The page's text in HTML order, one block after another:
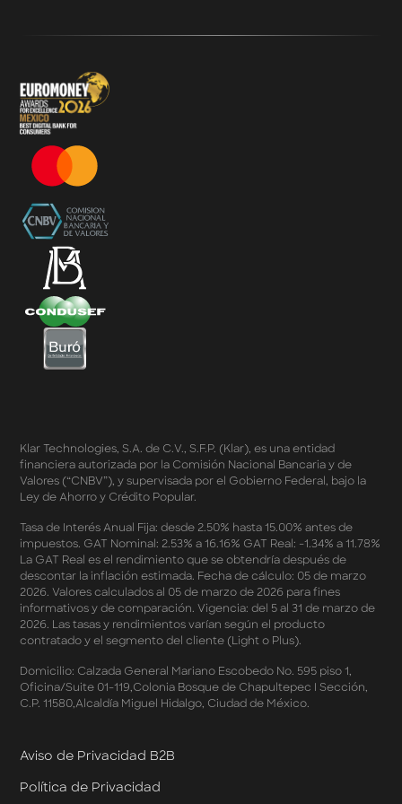
Términos y Condiciones - SplitK Tarjeta de Crédito No
Términos y Condiciones – Acceso a Klar Plus sin costo
Términos y Condiciones – 20% Cashback en
supermercados participantes
Términos y Condiciones Juegos de Mexico 2026
Términos y Condiciones - Amazon Prime Day 2026
Términos y Condiciones – Diferimiento de Compras
con 0% de Interés Desde App
Términos y Condiciones de Beneficios Uber Card
Powered by Klar
Klarfest - Mayo 2026
Klarfest - Día de las Madres 2026
Compra Mínima Klar Plus - SplitK 0% - Cashback
Starbucks 50% - Cashback 20% Décima Compra
Términos y Condiciones - Cashback Primera Compra
en Apple Pay
Términos y Condiciones - Mastercard te lleva a la
Términos y Condiciones – Fechas Dobles “3 de 3” 2026
Mercado Libre
Términos y Condiciones - Reducción Tasa de Interés en
Términos y Condiciones - Apartados - Tasas
Preferentes Febrero 2026
Términos y Condiciones - Programa de Cashback
AWIN
Pago de Servicios a MSI – Supermercados Enero -
Marzo 2026
Términos y Condiciones - Meses Sin Intereses y SplitK
Cashback
Términos y Condiciones Aplicables a la Tarjeta de
Apartados
Mastercard
Klar Technologies, S.A. de C.V., S.F.P. (Klar), es una entidad
financiera autorizada por la Comisión Nacional Bancaria y de
Valores (“CNBV”), y supervisada por el Gobierno Federal, bajo la
Ley de Ahorro y Crédito Popular.
Tasa de Interés Anual Fija: desde 2.50% hasta 15.00% antes de
impuestos. GAT Nominal: 2.53% a 16.16% GAT Real: -1.34% a 11.78%
La GAT Real es el rendimiento que se obtendría después de
descontar la inflación estimada. Fecha de cálculo: 05 de marzo
2026. Valores calculados al 05 de marzo de 2026 para fines
informativos y de comparación. Vigencia: del 5 al 31 de marzo de
2026. Las tasas y rendimientos varían según el producto
contratado y el segmento del cliente (Light o Plus).
Domicilio: Calzada General Mariano Escobedo No. 595 piso 1,
Oficina/Suite 01-119,Colonia Bosque de Chapultepec I Sección,
C.P. 11580,Alcaldía Miguel Hidalgo, Ciudad de México.
Aviso de Privacidad B2B
Política de Privacidad